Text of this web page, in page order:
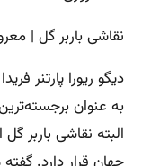
نقاشی باربر گل |
دیگو ریورا پارتنر
به عنوان
البته نقاشی باربر